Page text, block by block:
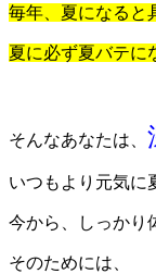
毎年、夏になると
夏に必ず夏バテに
そんなあなたは、
いつもより元気に
今から、しっかり
そのためには、